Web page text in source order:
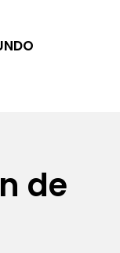
de